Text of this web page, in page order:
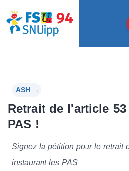
ASH →
Retrait de l'article
PAS !
Signez la pétition pour le retrait
instaurant les PAS